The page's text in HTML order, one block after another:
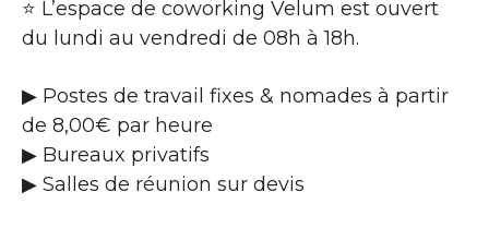
⭐ L’espace de coworking Velum est ouvert
du lundi au vendredi de 08h à 18h.
▶ Postes de travail fixes & nomades à partir
de 8,00€ par heure
▶ Bureaux privatifs
▶ Salles de réunion sur devis